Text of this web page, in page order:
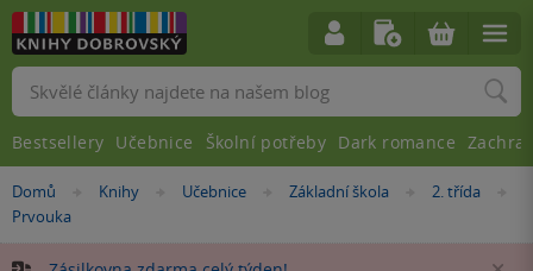
Nacházíte
se
Domů »
Knihy »
Učebnice »
Základní škola »
2. třída
Prvouka
Vyhledávání
Bestsellery Učebnice Školní potřeby Dark romance